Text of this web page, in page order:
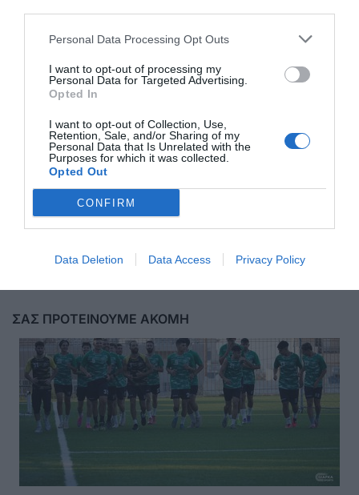
Personal Data Processing Opt Outs
I want to opt-out of processing my
Personal Data for Targeted Advertising.
Opted In
I want to opt-out of Collection, Use,
Retention, Sale, and/or Sharing of my
Personal Data that Is Unrelated with the
Purposes for which it was collected.
Opted Out
CONFIRM
Data Deletion Data Access Privacy Policy
Αποστολή
ΣΑΣ ΠΡΟΤΕΙΝΟΥΜΕ ΑΚΟΜΗ